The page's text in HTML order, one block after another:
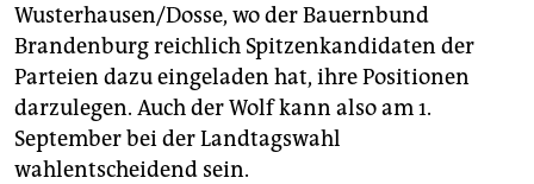
Wusterhausen/Dosse, wo der Bauernbund
Brandenburg reichlich Spitzenkandidaten der
Parteien dazu eingeladen hat, ihre Positionen
darzulegen. Auch der Wolf kann also am 1.
September bei der Landtagswahl
wahlentscheidend sein.